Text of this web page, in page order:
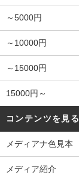
～5000円
～10000円
～15000円
15000円～
コンテンツを見る
メディアナ色見本
メディア紹介